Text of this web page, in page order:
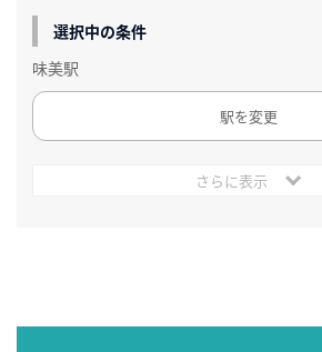
選択中の条件
味美駅
駅を変更
さらに表示